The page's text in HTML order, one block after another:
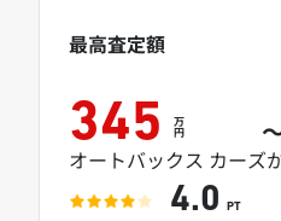
最高査定額
345 万
円
オートバックス カーズ
4.0 PT